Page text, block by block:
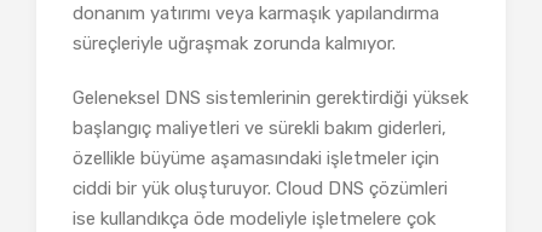
donanım yatırımı veya karmaşık yapılandırma
süreçleriyle uğraşmak zorunda kalmıyor.
Geleneksel DNS sistemlerinin gerektirdiği yüksek
başlangıç maliyetleri ve sürekli bakım giderleri,
özellikle büyüme aşamasındaki işletmeler için
ciddi bir yük oluşturuyor. Cloud DNS çözümleri
ise kullandıkça öde modeliyle işletmelere çok